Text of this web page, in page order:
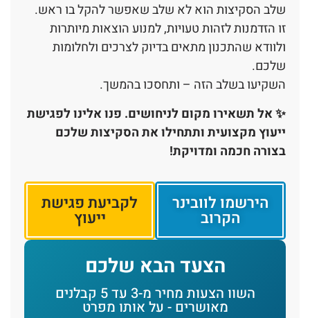
שלב הסקיצות הוא לא שלב שאפשר להקל בו ראש.
זו הזדמנות לזהות טעויות, למנוע הוצאות מיותרות
ולוודא שהתכנון מתאים בדיוק לצרכים ולחלומות
שלכם.
השקיעו בשלב הזה – ותחסכו בהמשך.
✨ אל תשאירו מקום לניחושים. פנו אלינו לפגישת
ייעוץ מקצועית ותתחילו את הסקיצות שלכם
בצורה חכמה ומדויקת!
הירשמו לוובינר
הקרוב
לקביעת פגישת
ייעוץ
הצעד הבא שלכם
השוו הצעות מחיר מ-3 עד 5 קבלנים
מאושרים - על אותו מפרט